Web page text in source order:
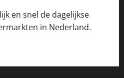
en snel de dagelijkse
in Nederland.